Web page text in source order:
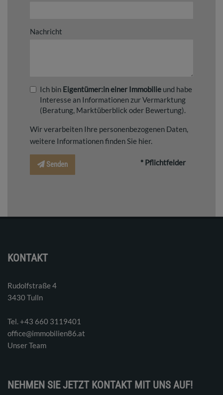
Nachricht
Ich bin Eigentümer:in einer Immobilie und habe
Interesse an Informationen zur Vermarktung
(Beratung, Marktüberblick oder Bewertung).
Wir verarbeiten Ihre personenbezogenen Daten,
weitere Informationen finden Sie hier.
Senden * Pflichtfelder
KONTAKT
Rudolfstraße 4
3430 Tulln
Tel. ‭+43 660 3119401‬
office@immobilien86.at
Unser Team
NEHMEN SIE JETZT KONTAKT MIT UNS AUF!